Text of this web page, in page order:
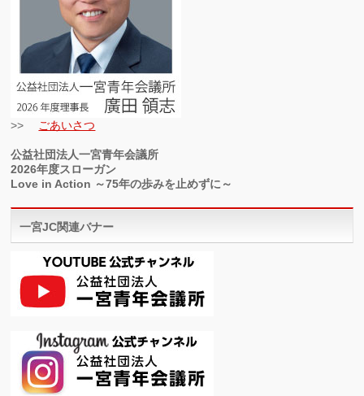
>> ごあいさつ
公益社団法人一宮青年会議所
2026年度スローガン
Love in Action ～75年の歩みを止めずに～
一宮JC関連バナー